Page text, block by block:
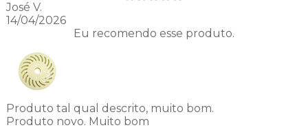
José V.
14/04/2026
Eu recomendo esse produto.
Produto tal qual descrito, muito bom.
Produto novo. Muito bom